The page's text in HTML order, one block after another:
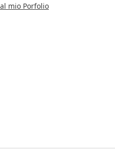
mio Porfolio